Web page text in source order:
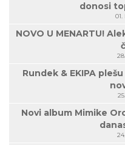
donosi
01.
NOVO U MENARTU!
Rundek & EKIPA
Novi album Mimike